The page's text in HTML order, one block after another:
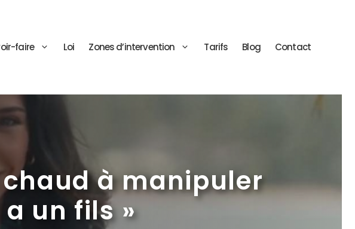
faire Loi Zones d’intervention Tarifs Blog Contact
à manipuler
un fils »